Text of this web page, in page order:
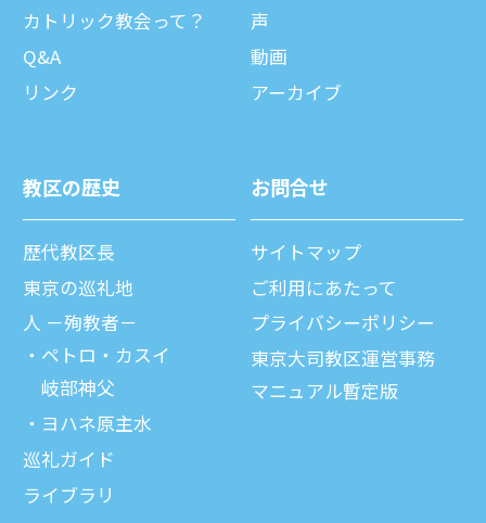
カトリック教会って？
Q&A
リンク
声
動画
アーカイブ
教区の歴史
歴代教区⻑
東京の巡礼地
⼈ －殉教者－
ペトロ・カスイ
岐部神父
ヨハネ原主水
巡礼ガイド
ライブラリ
お問合せ
サイトマップ
ご利⽤にあたって
プライバシーポリシー
東京大司教区運営事務
マニュアル暫定版